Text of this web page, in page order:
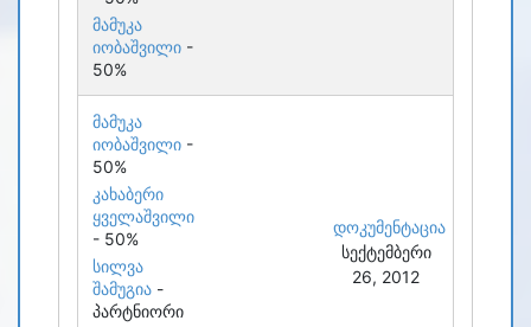
მამუკა
იობაშვილი -
50%
მამუკა
იობაშვილი -
50%
კახაბერი
ყველაშვილი
- 50%
სილვა
შამუგია -
პარტნიორი
დოკუმენტაცია
სექტემბერი
26, 2012